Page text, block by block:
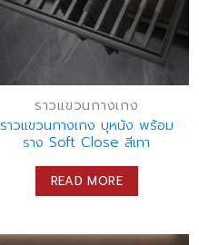
ราวแขวนกางเกง
ราวแขวนกางเกง บุหนัง พร้อม
ราง Soft Close สีเทา
READ MORE